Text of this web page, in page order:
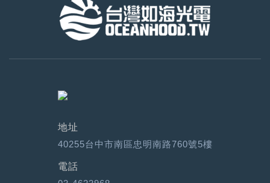
地址
40255台中市南區忠明南路760號5樓
電話